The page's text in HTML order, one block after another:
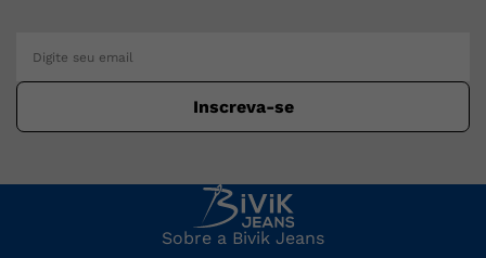
Inscreva-se
Sobre a Bivik Jeans